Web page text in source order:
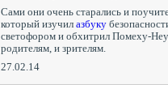
Сами они очень старались и
который изучил азбуку
светофором и обхитрил Помеху-
родителям, и зрителям.
27.02.14